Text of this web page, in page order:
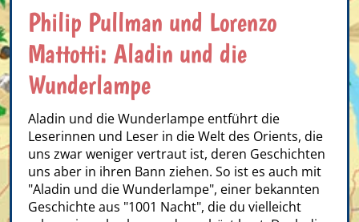
Philip Pullman und Lorenzo
Mattotti: Aladin und die
Wunderlampe
Aladin und die Wunderlampe entführt die
Leserinnen und Leser in die Welt des Orients, die
uns zwar weniger vertraut ist, deren Geschichten
uns aber in ihren Bann ziehen. So ist es auch mit
"Aladin und die Wunderlampe", einer bekannten
Geschichte aus "1001 Nacht", die du vielleicht